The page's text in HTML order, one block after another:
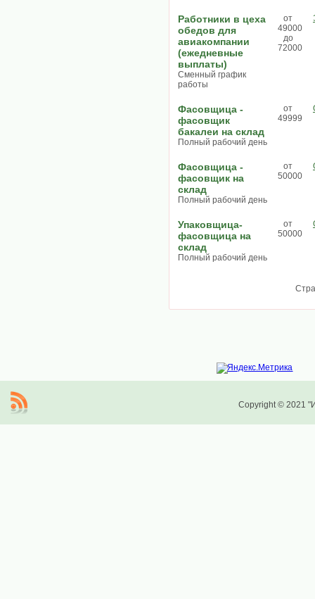
Работники в цеха
обедов для
авиакомпании
(ежедневные
выплаты)
Сменный график
работы
от
49000
до
72000
Фасовщица -
фасовщик
бакалеи на склад
Полный рабочий день
от
49999
Фасовщица -
фасовщик на
склад
Полный рабочий день
от
50000
Упаковщица-
фасовщица на
склад
Полный рабочий день
от
50000
Copyright © 2021